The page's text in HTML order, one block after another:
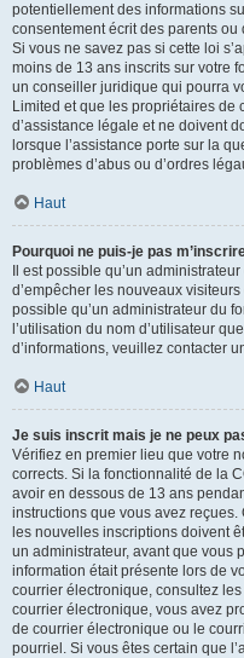
potentiellement des informations
consentement écrit des parents
Si vous ne savez pas si cette loi
moins de 13 ans inscrits sur votre
un conseiller juridique qui pourra
Limited et que les propriétaires de
d’assistance légale et ne doivent
lorsque l’assistance porte sur la
problèmes d’abus ou d’ordres
Haut
Pourquoi ne puis-je pas
Il est possible qu’un
d’empêcher les nouveaux
possible qu’un administrateur du
l’utilisation du nom d’utilisateur
d’informations, veuillez contacter
Haut
Je suis inscrit mais je ne peux
Vérifiez en premier lieu que votre
corrects. Si la fonctionnalité de la
avoir en dessous de 13 ans
instructions que vous avez
les nouvelles inscriptions doivent
un administrateur, avant que vous
information était présente lors de
courrier électronique, consultez
courrier électronique, vous avez
de courrier électronique ou le
pourriel. Si vous êtes certain que